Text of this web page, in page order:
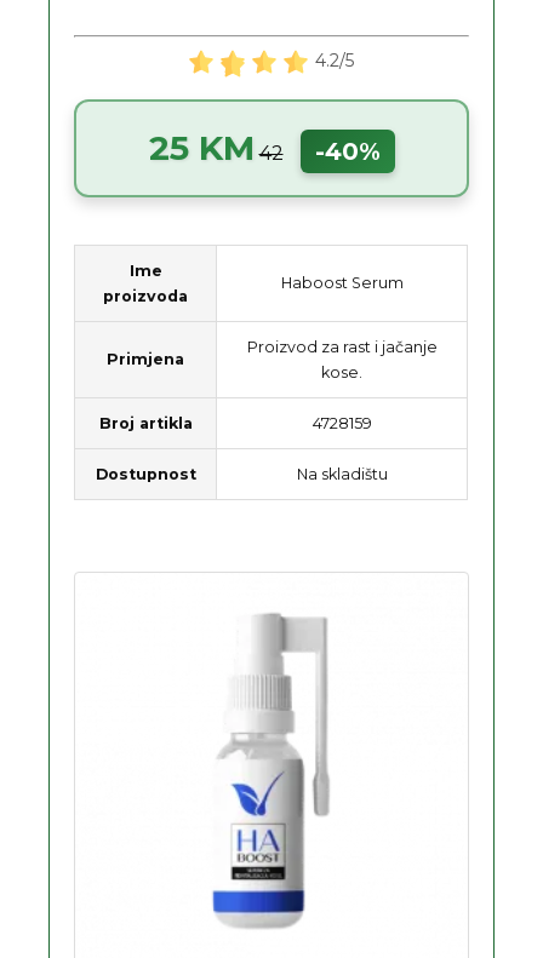
4.2/5
25 KM 42 -40%
Ime
proizvoda
Haboost Serum
Primjena
Proizvod za rast i jačanje
kose.
Broj artikla 4728159
Dostupnost Na skladištu